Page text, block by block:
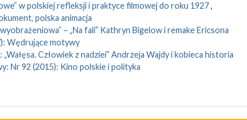
w polskiej refleksji i praktyce filmowej do roku 1927,
polska animacja
– „Na fali” Kathryn Bigelow i remake Ericsona
Wędrujące motywy
„Wałęsa. Człowiek z nadziei” Andrzeja Wajdy i kobieca historia
Nr 92 (2015): Kino polskie i polityka